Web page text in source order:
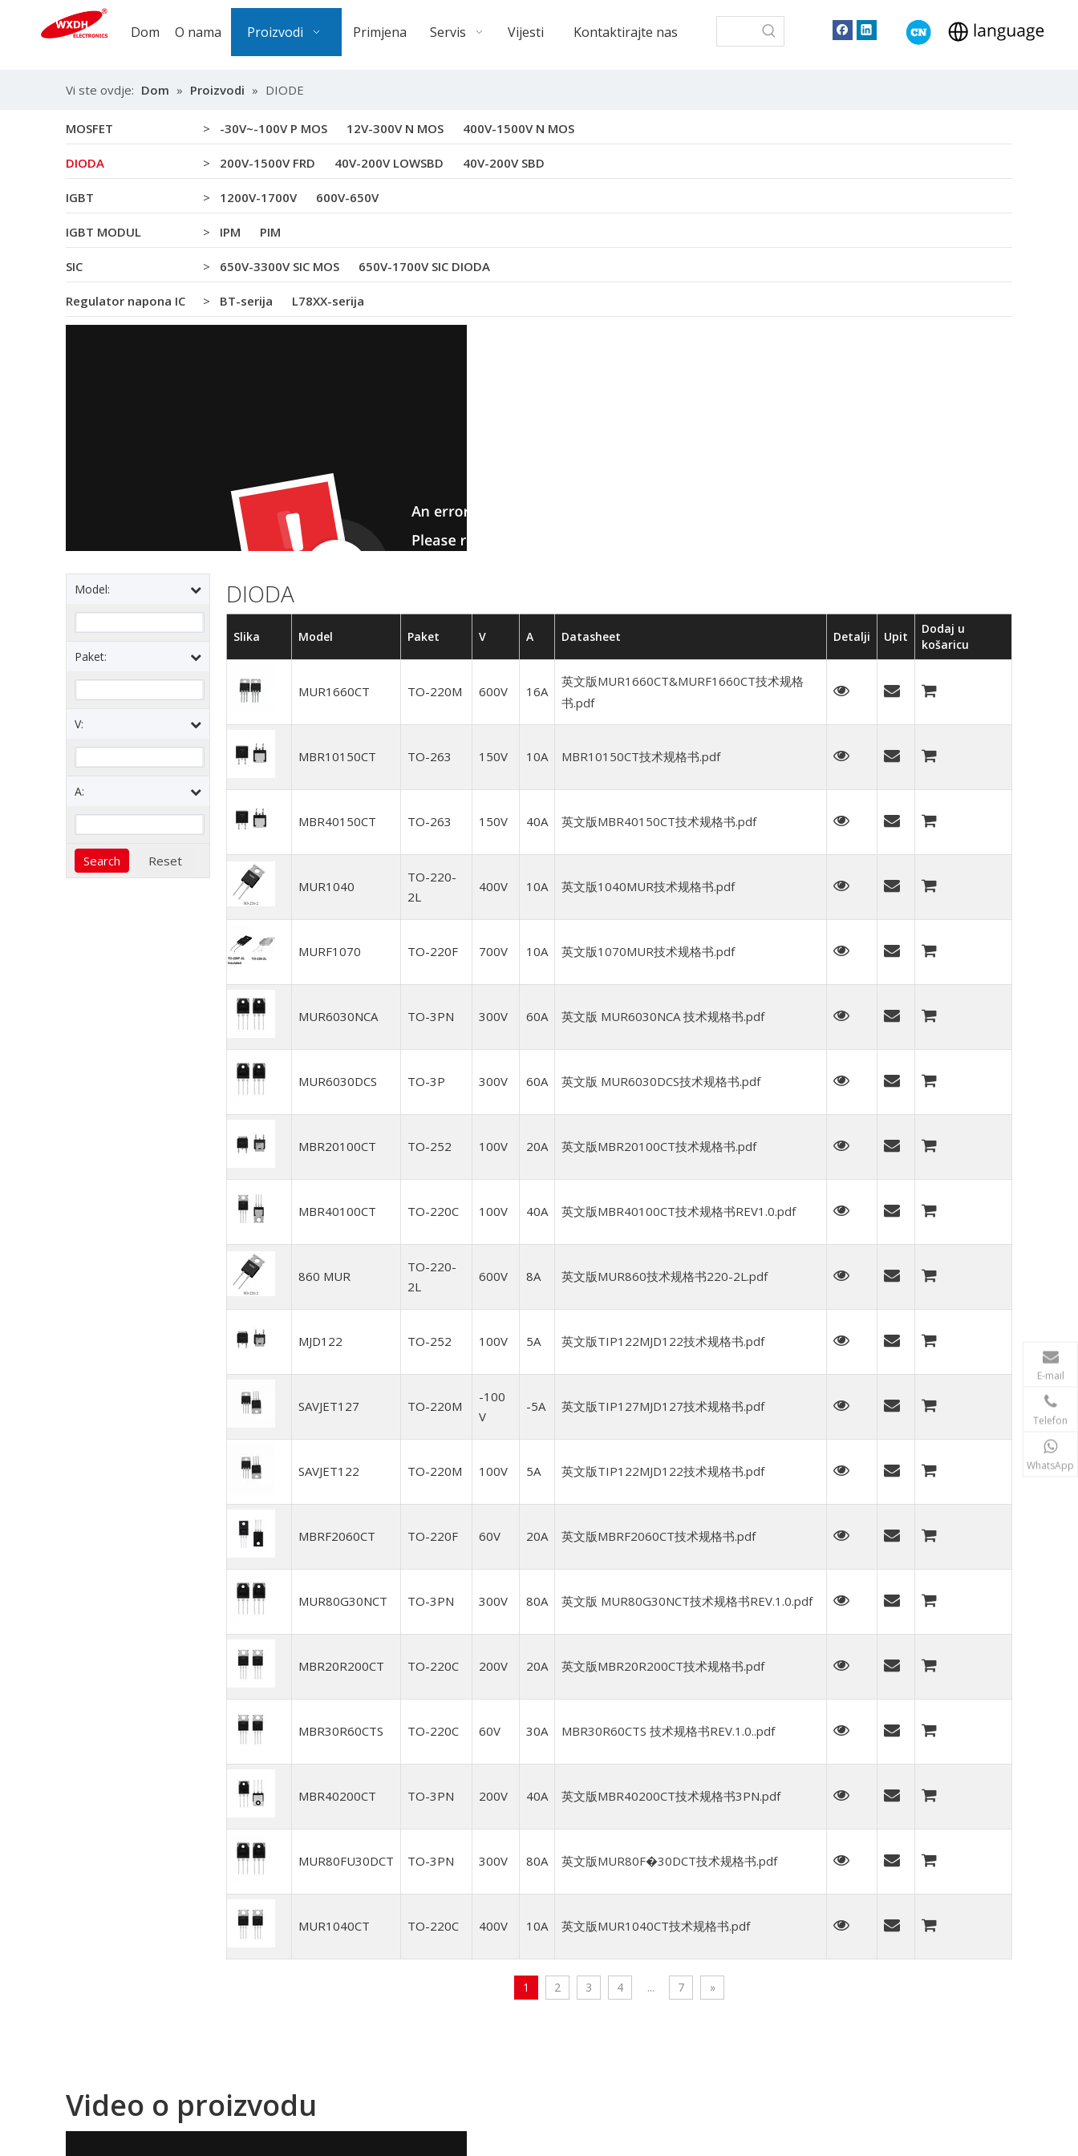
Dom O nama Proizvodi Primjena Servis Vijesti Kontaktirajte nas
Vi ste ovdje: Dom » Proizvodi » DIODE
MOSFET > -30V~-100V P MOS 12V-300V N MOS 400V-1500V N MOS
DIODA > 200V-1500V FRD 40V-200V LOWSBD 40V-200V SBD
IGBT > 1200V-1700V 600V-650V
IGBT MODUL > IPM PIM
SIC > 650V-3300V SIC MOS 650V-1700V SIC DIODA
Regulator napona IC > BT-serija L78XX-serija
Model:
Paket:
V:
A:
DIODA
Slika Model Paket V A Datasheet Detalji Upit
Dodaj u
košaricu
MUR1660CT TO-220M 600V 16A
英文版MUR1660CT&MURF1660CT技术规格
书.pdf
MBR10150CT TO-263 150V 10A MBR10150CT技术规格书.pdf
MBR40150CT TO-263 150V 40A 英文版MBR40150CT技术规格书.pdf
MUR1040
TO-220-
2L
400V 10A 英文版1040MUR技术规格书.pdf
MURF1070 TO-220F 700V 10A 英文版1070MUR技术规格书.pdf
MUR6030NCA TO-3PN 300V 60A 英文版 MUR6030NCA 技术规格书.pdf
MUR6030DCS TO-3P 300V 60A 英文版 MUR6030DCS技术规格书.pdf
MBR20100CT TO-252 100V 20A 英文版MBR20100CT技术规格书.pdf
MBR40100CT TO-220C 100V 40A 英文版MBR40100CT技术规格书REV1.0.pdf
860 MUR
TO-220-
2L
600V 8A 英文版MUR860技术规格书220-2L.pdf
MJD122 TO-252 100V 5A 英文版TIP122MJD122技术规格书.pdf
SAVJET127 TO-220M
-100
V
-5A 英文版TIP127MJD127技术规格书.pdf
SAVJET122 TO-220M 100V 5A 英文版TIP122MJD122技术规格书.pdf
MBRF2060CT TO-220F 60V 20A 英文版MBRF2060CT技术规格书.pdf
MUR80G30NCT TO-3PN 300V 80A 英文版 MUR80G30NCT技术规格书REV.1.0.pdf
MBR20R200CT TO-220C 200V 20A 英文版MBR20R200CT技术规格书.pdf
MBR30R60CTS TO-220C 60V 30A MBR30R60CTS 技术规格书REV.1.0..pdf
MBR40200CT TO-3PN 200V 40A 英文版MBR40200CT技术规格书3PN.pdf
MUR80FU30DCT TO-3PN 300V 80A 英文版MUR80F�30DCT技术规格书.pdf
MUR1040CT TO-220C 400V 10A 英文版MUR1040CT技术规格书.pdf
1 2 3 4 ... 7 »
Video o proizvodu
E-mail
Telefon
WhatsApp